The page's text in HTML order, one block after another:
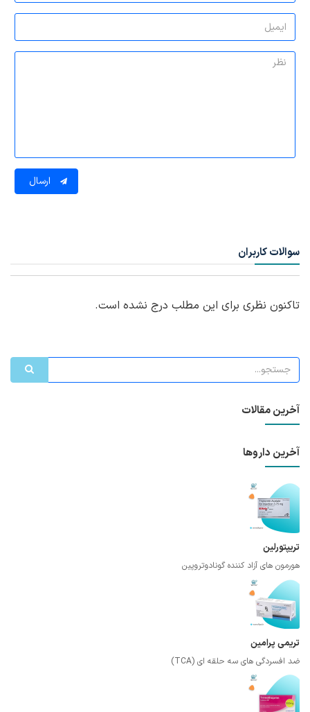
ارسال
سوالات کاربران
تاکنون نظری برای این مطلب درج نشده است.
آخرین مقالات
آخرین داروها
تریپتورلین
هورمون های آزاد کننده گونادوتروپین
تریمی پرامین
ضد افسردگی های سه حلقه ای (TCA)